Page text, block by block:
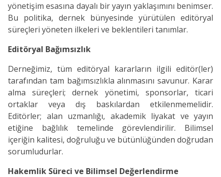
yönetişim esasına dayalı bir yayın yaklaşımını benimser.
Bu politika, dernek bünyesinde yürütülen editöryal
süreçleri yöneten ilkeleri ve beklentileri tanımlar.
Editöryal Bağımsızlık
Derneğimiz, tüm editöryal kararların ilgili editör(ler)
tarafından tam bağımsızlıkla alınmasını savunur. Karar
alma süreçleri; dernek yönetimi, sponsorlar, ticari
ortaklar veya dış baskılardan etkilenmemelidir.
Editörler; alan uzmanlığı, akademik liyakat ve yayın
etiğine bağlılık temelinde görevlendirilir. Bilimsel
içeriğin kalitesi, doğruluğu ve bütünlüğünden doğrudan
sorumludurlar.
Hakemlik Süreci ve Bilimsel Değerlendirme